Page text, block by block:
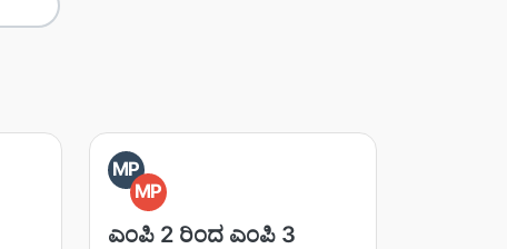
MP
MP
ಎಂಪಿ 2 ರಿಂದ ಎಂಪಿ 3